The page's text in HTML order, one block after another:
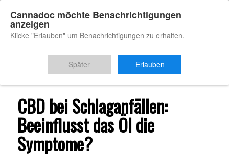
Du bist hier: Startseite / CBD Schlaganfall
CBD bei Schlaganfällen:
Beeinflusst das Öl die
Symptome?
Cannadoc möchte Benachrichtigungen
anzeigen
Klicke "Erlauben" um Benachrichtigungen zu erhalten.
Später Erlauben